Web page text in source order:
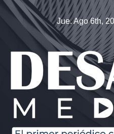
Saltar
contenido
Jue. Ago 6th,